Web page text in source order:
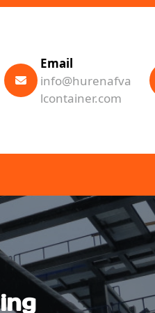
Email
info@hurenafva
lcontainer.com